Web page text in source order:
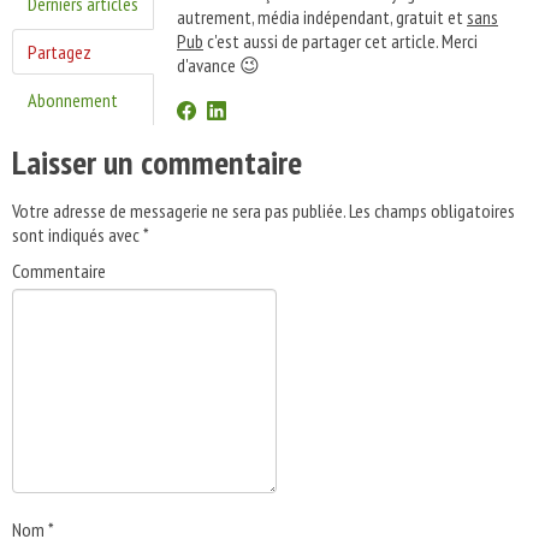
Partagez
Abonnement
autrement, média indépendant, gratuit etsans
Pub c'est aussi de partager cet article. Merci
d'avance 😉
Laisser un commentaire
Votre adresse de messagerie ne sera pas publiée.Les champs obligatoires
sont indiqués avec*
Commentaire
Nom *